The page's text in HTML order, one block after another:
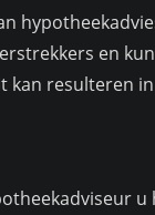
en
kan resulteren